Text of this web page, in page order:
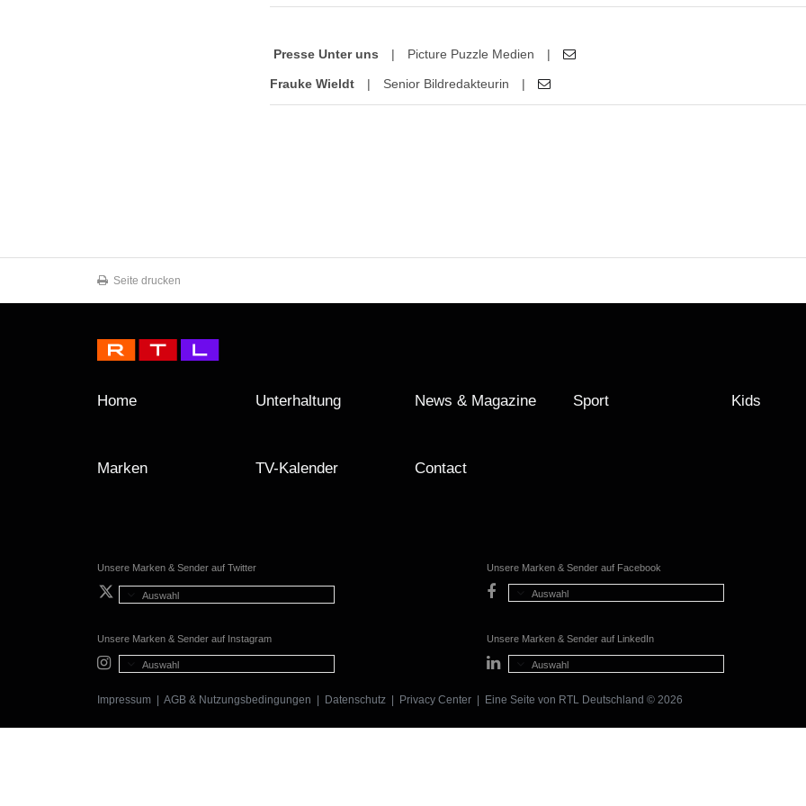
Presse Unter uns | Picture Puzzle Medien |
Frauke Wieldt | Senior Bildredakteurin |
Seite drucken
Home Unterhaltung News & Magazine Sport Kids
Marken TV-Kalender Contact
Unsere Marken & Sender auf Twitter
Auswahl
Unsere Marken & Sender auf Facebook
Auswahl
Unsere Marken & Sender auf Instagram
Auswahl
Unsere Marken & Sender auf LinkedIn
Auswahl
Impressum AGB & Nutzungsbedingungen Datenschutz Privacy Center | Eine Seite von RTL Deutschland © 2026